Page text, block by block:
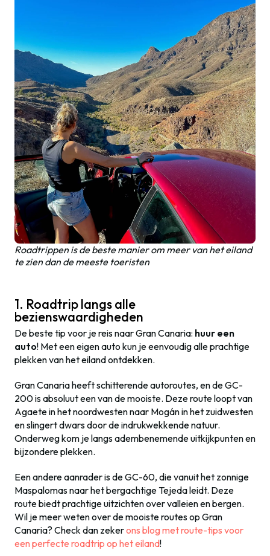
Roadtrippen is de beste manier om meer van het eiland
te zien dan de meeste toeristen
1. Roadtrip langs alle
bezienswaardigheden
De beste tip voor je reis naar Gran Canaria: huur een
auto! Met een eigen auto kun je eenvoudig alle prachtige
plekken van het eiland ontdekken.
Gran Canaria heeft schitterende autoroutes, en de GC-
200 is absoluut een van de mooiste. Deze route loopt van
Agaete in het noordwesten naar Mogán in het zuidwesten
en slingert dwars door de indrukwekkende natuur.
Onderweg kom je langs adembenemende uitkijkpunten en
bijzondere plekken.
Een andere aanrader is de GC-60, die vanuit het zonnige
Maspalomas naar het bergachtige Tejeda leidt. Deze
route biedt prachtige uitzichten over valleien en bergen.
Wil je meer weten over de mooiste routes op Gran
Canaria? Check dan zekerons blog met route-tips voor
een perfecte roadtrip op het eiland!